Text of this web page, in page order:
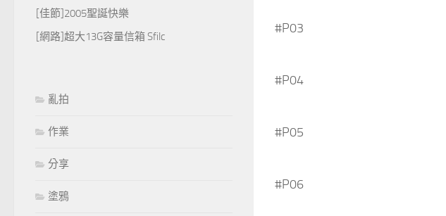
#P03
#P04
#P05
#P06
[佳節]2005聖誕快樂
[網路]超大13G容量信箱 Sfilc
亂拍
作業
分享
塗鴉